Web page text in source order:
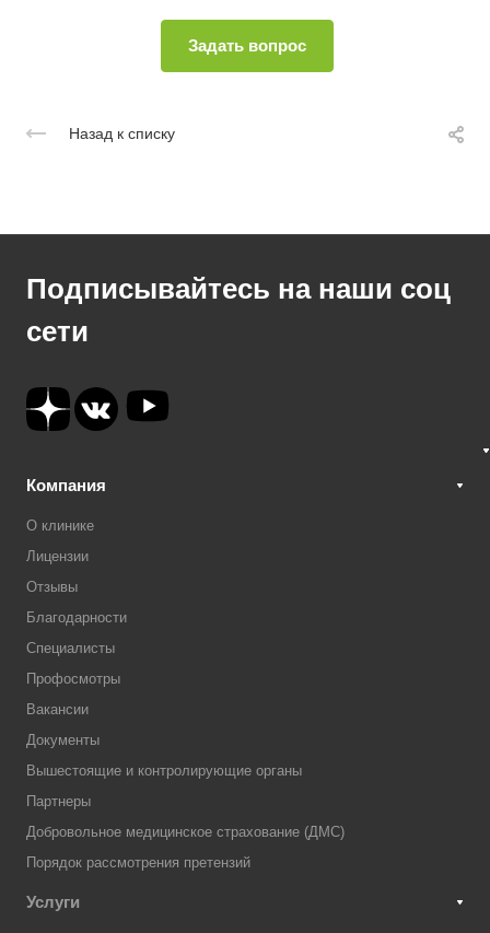
Назад к списку
Подписывайтесь на наши соц
сети
Компания
О клинике
Лицензии
Отзывы
Благодарности
Специалисты
Профосмотры
Вакансии
Документы
Вышестоящие и контролирующие органы
Партнеры
Добровольное медицинское страхование (ДМС)
Порядок рассмотрения претензий
Услуги